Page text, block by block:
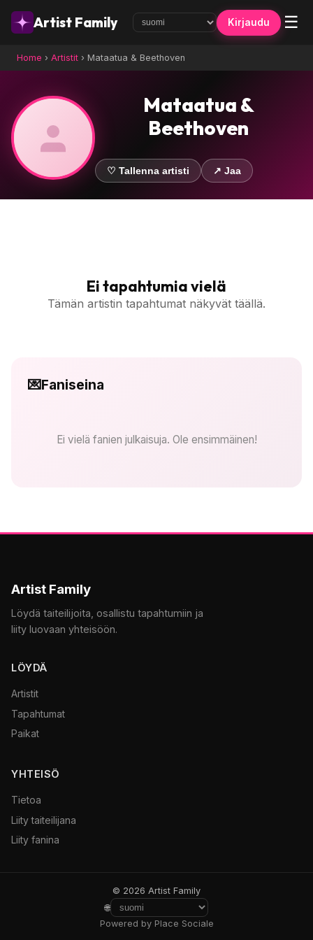
Artist Family Kirjaudu ☰
Home › Artistit › Mataatua & Beethoven
Mataatua &
Beethoven
♡ Tallenna artisti ↗ Jaa
Ei tapahtumia vielä
Tämän artistin tapahtumat näkyvät täällä.
💌Faniseina
Ei vielä fanien julkaisuja. Ole ensimmäinen!
Artist Family
Löydä taiteilijoita, osallistu tapahtumiin ja
liity luovaan yhteisöön.
LÖYDÄ
Artistit
Tapahtumat
Paikat
YHTEISÖ
Tietoa
Liity taiteilijana
Liity fanina
© 2026 Artist Family
🌐
Powered by Place Sociale